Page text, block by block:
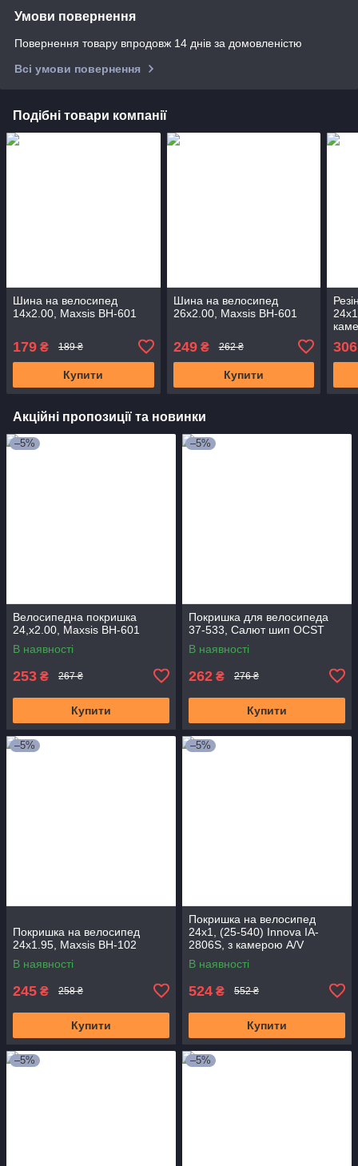
Умови повернення
Повернення товару впродовж 14 днів за домовленістю
Всі умови повернення
Подібні товари компанії
Шина на велосипед
14x2.00, Maxsis BH-601
179 ₴ 189 ₴
Купити
Шина на велосипед
26x2.00, Maxsis BH-601
249₴ 262 ₴
Купити
306
Акційні пропозиції та новинки
–5%
Велосипедна покришка
24,x2.00, Maxsis BH-601
В наявності
253 ₴ 267 ₴
Купити
–5%
Покришка для велосипеда
37-533, Салют шип OCST
В наявності
262 ₴ 276 ₴
Купити
–5%
Покришка на велосипед
24x1.95, Maxsis BH-102
В наявності
245 ₴ 258 ₴
Купити
–5%
Покришка на велосипед
24x1, (25-540) Innova IA-
2806S, з камерою A/V
В наявності
524 ₴ 552 ₴
Купити
–5% –5%